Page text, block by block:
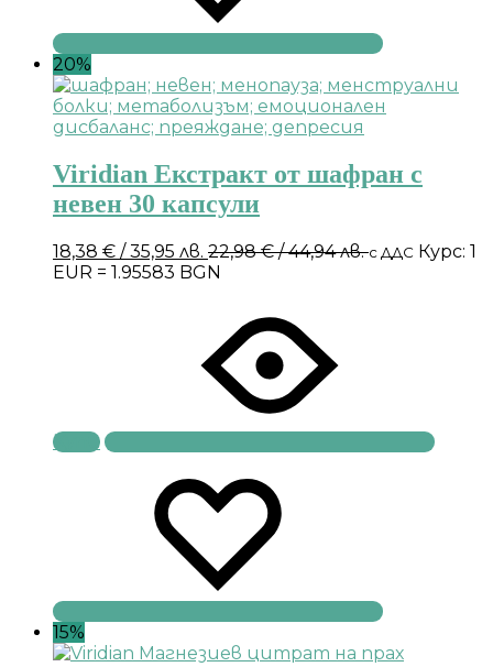
20%
Viridian Екстракт от шафран с
невен 30 капсули
18,38 € / 35,95 лв. 22,98€/ 44,94 лв.с ДДС Курс: 1
EUR = 1.95583 BGN
Купи
15%